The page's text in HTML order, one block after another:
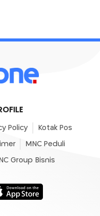
Policy Kotak Pos
MNC Peduli
Group Bisnis